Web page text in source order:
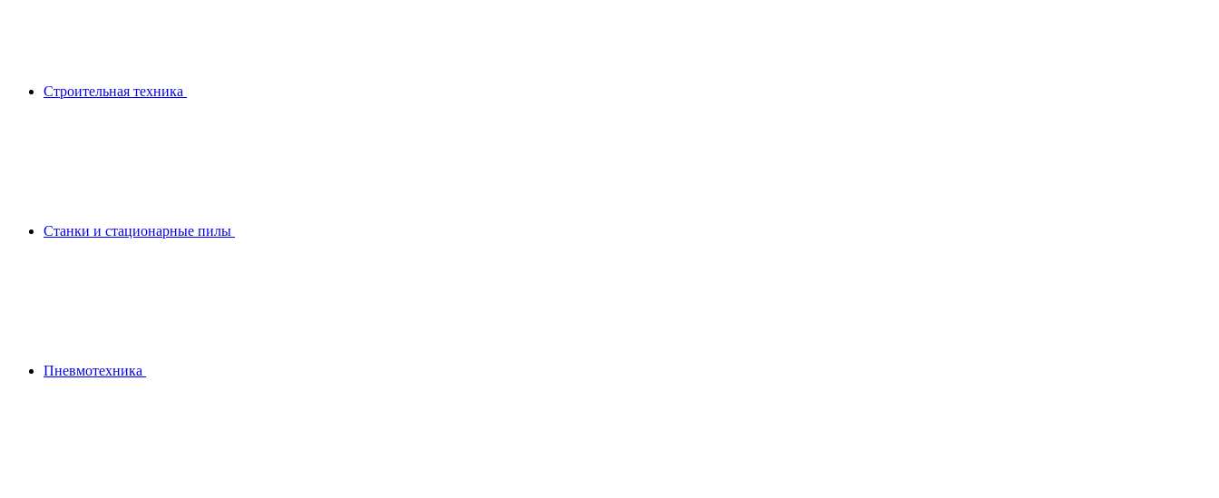
Строительная техника
Станки и стационарные пилы
Пневмотехника